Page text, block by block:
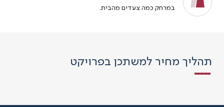
במרחק כמה צעדים מהבית.
תהליך מחיר למשתכן בפרויקט